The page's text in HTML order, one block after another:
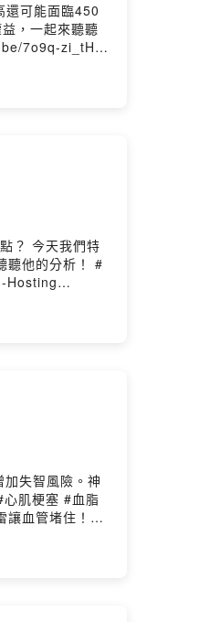
還可能面臨450
，一起來聽聽
？ 今天我們特
聽他的分析！ #
失智風險。神
血管堵住！